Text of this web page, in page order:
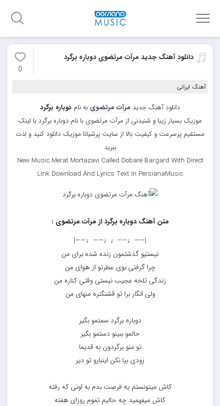
دانلود آهنگ جدید مرآت مرتضوی دوباره برگرد
0
آهنگ ایرانی
دانلود آهنگ جدید مرآت مرتضوی به نام دوباره برگرد
موزیک بسیار زیبا و شنیدنی از مرآت مرتضوی با نام دوباره برگرد با لینک
مستقیم پرسرعت و کیفیت بالا از سایت پرشیانا موزیک دانلود کنید و لذت
ببرید
New Music Merat Mortazavi Called Dobare Bargard With Direct
Link Download And Lyrics Text In PersianaMusic
متن آهنگ دوباره برگرد از مرآت مرتضوی :
|——♩—–♩♩——♩——|
نیستیو گذشتمون زنده شده برای من
چرا گرفتی بوی عطرتو از هوای من
زندگی تلخه عجیب نیستی وقتی کناره من
ولی انگار برا تو قشنگتره منهای من
دوباره برگرد سمتمو بگیر
حالمو ببینو دستمو بگیر
تو منو برگردون به قدیما
زودی بیا نکن اینبارو تو دیر
کاش میتونستم یه فرصت بدم به اونی که رفته
کاش میفهمید چه حالیم تموم روزای هفته